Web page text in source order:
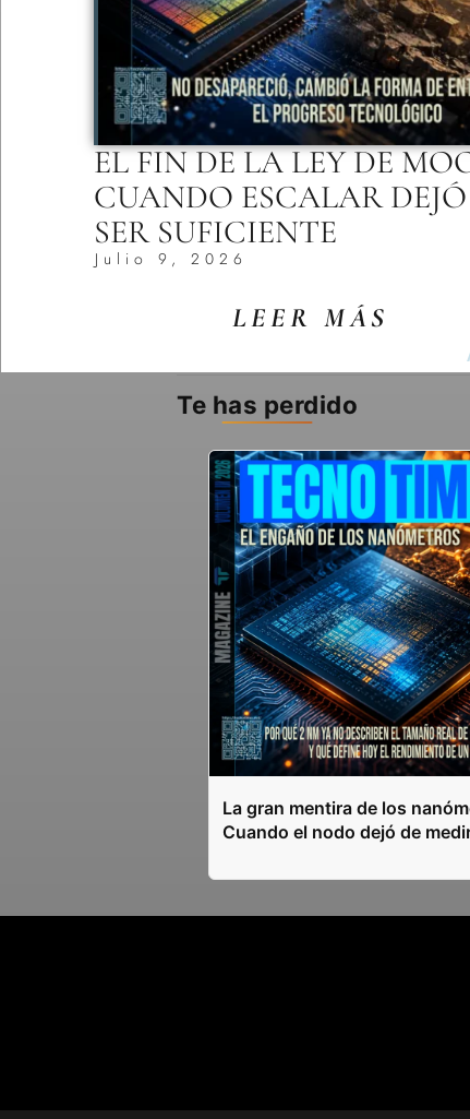
EL FIN DE LA LEY DE
CUANDO ESCALAR
SER SUFICIENTE
Julio 9, 2026
LEER MÁS
Te has perdido
La gran mentira de los
Cuando el nodo dejó de